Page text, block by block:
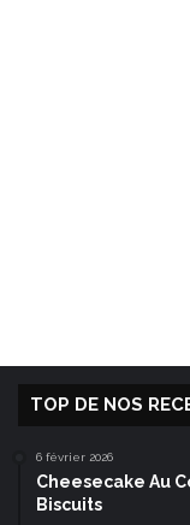
TOP DE NOS
6 février 2026
Cheesecake Au
Biscuits